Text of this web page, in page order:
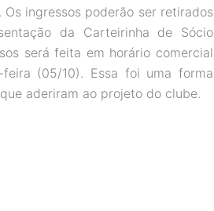
ingressos poderão ser retirados
da Carteirinha de Sócio
será feita em horário comercial
(05/10). Essa foi uma forma
aderiram ao projeto do clube.